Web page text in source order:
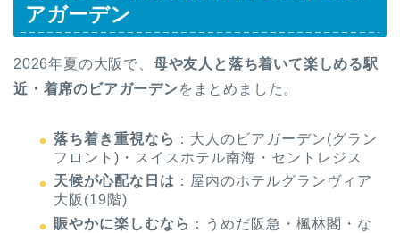
アガーデン
2026年夏の大阪で、 母や友人と落ち着いて楽しめる駅
近・着席のビアガーデンをまとめました。
落ち着き重視なら ：大人のビアガーデン(グラン
フロント)・スイスホテル南海・セントレジス
天候が心配な日は ：屋内のホテルグランヴィア
大阪(19階)
賑やかに楽しむなら ：うめだ阪急・楓林閣・な